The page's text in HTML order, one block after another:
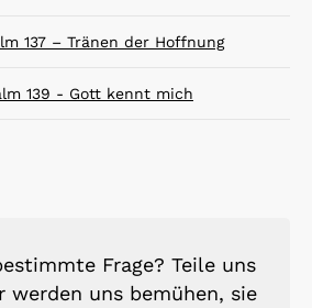
137 – Tränen der Hoffnung
139 - Gott kennt mich
Frage? Teile uns
uns bemühen, sie